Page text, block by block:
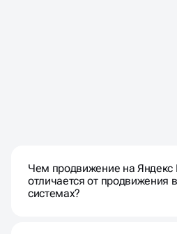
Чем продвижение на Яндекс
отличается от продвижения
системах?